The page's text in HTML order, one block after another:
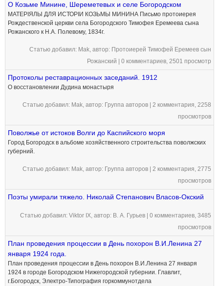
О Козьме Минине, Шереметевых и селе Богородском
МАТЕРIЯЛЫ ДЛЯ ИСТОРIИ КОЗЬМЫ МИНИНА Письмо протоиерея
Рождественской церкви села Богородского Тимофея Еремеева сына
Рожанского к Н.А. Полевому, 1834г.
Статью добавил: Mak, автор: Протоиерей Тимофей Еремеев сын
Рожанский | 0 комментариев, 2501 просмотр
Протоколы реставрационных заседаний. 1912
О восстановлении Дудина монастыря
Статью добавил: Mak, автор: Группа авторов | 2 комментария, 2258
просмотров
Поволжье от истоков Волги до Каспийского моря
Город Богородск в альбоме хозяйственного строительства поволжских
губерний.
Статью добавил: Mak, автор: Группа авторов | 2 комментария, 2775
просмотров
Поэты умирали тяжело. Николай Степанович Власов-Окский
Статью добавил: Viktor IX, автор: В. А. Гурьев | 0 комментариев, 3485
просмотров
План проведения процессии в День похорон В.И.Ленина 27
января 1924 года.
План проведения процессии в День похорон В.И.Ленина 27 января
1924 в городе Богородском Нижегородской губернии. Главлит,
г.Богородск, Электро-Типография горкоммунотдела